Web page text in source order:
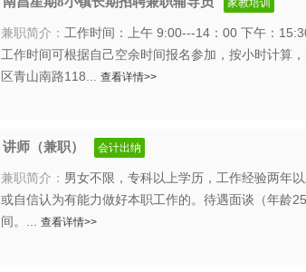
家教培训
兼职简介： 工作时间：上午 9:00---14：00 下午：
工作时间可根据自己空余时间报名参加，按小时计算
区青山南路118... 查看详情>>
讲师（兼职） 会计出纳
兼职简介： 男女不限，专科以上学历，工作经验两年
或自信认为有能力做好本职工作的。待遇面谈（年龄
间。... 查看详情>>